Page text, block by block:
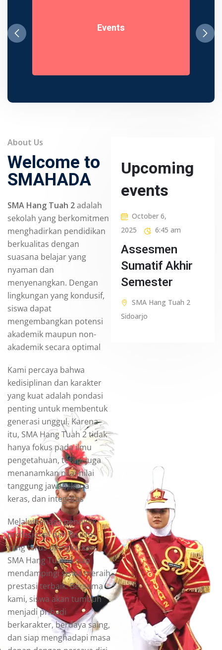
Events
About Us
Welcome to
SMAHADA
SMA Hang Tuah 2adalah
sekolah yang berkomitmen
menghadirkan pendidikan
berkualitas dengan
suasana belajar yang
nyaman dan
menyenangkan. Dengan
lingkungan yang kondusif,
siswa dapat
mengembangkan potensi
akademik maupun non-
akademik secara optimal
Kami percaya bahwa
kedisiplinan dan karakter
yang kuat adalah pondasi
penting untuk membentuk
generasi unggul. Karena
itu, SMA Hang Tuah 2 tidak
hanya fokus pada ilmu
pengetahuan, tetapi juga
menanamkan nilai-nilai
tanggung jawab, kerja
keras, dan integritas
Melalui tenaga pendidik
profesional dan fasilitas
yang terus ditingkatkan,
SMA Hang Tuah 2 siap
mendampingi siswa meraih
prestasi terbaik. Bersama
kami, siswa akan tumbuh
menjadi pribadi
berkarakter, berdaya saing,
dan siap menghadapi masa
Upcoming
events
October 6,
2025
6:45 am
Assesmen
Sumatif Akhir
Semester
SMA Hang Tuah 2
Sidoarjo